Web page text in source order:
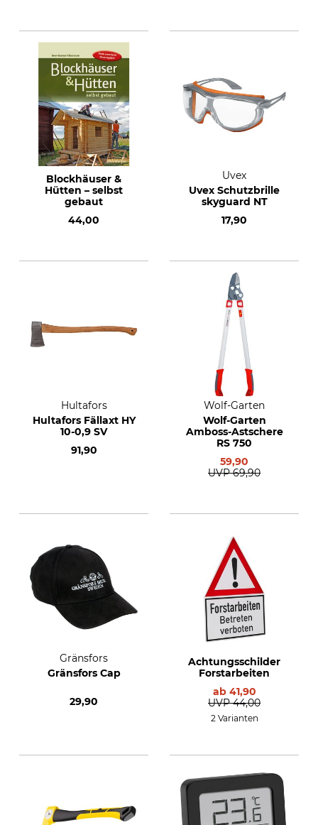
Blockhäuser &
Hütten – selbst
gebaut
44,00
Uvex
Uvex Schutzbrille
skyguard NT
17,90
Hultafors
Hultafors Fällaxt HY
10-0,9 SV
91,90
Wolf-Garten
Wolf-Garten
Amboss-Astschere
RS 750
59,90
UVP 69,90
Gränsfors
Gränsfors Cap
29,90
Achtungsschilder
Forstarbeiten
ab 41,90
UVP 44,00
2 Varianten